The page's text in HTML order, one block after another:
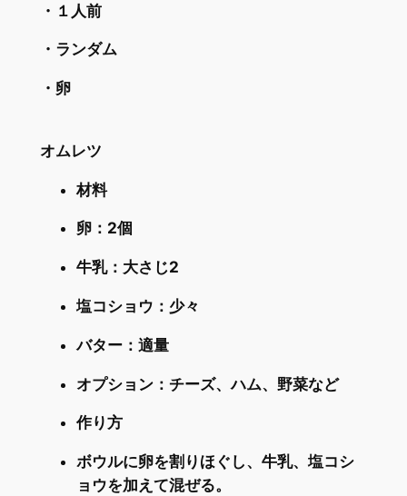
・１人前
・ランダム
・卵
オムレツ
材料
卵：2個
牛乳：大さじ2
塩コショウ：少々
バター：適量
オプション：チーズ、ハム、野菜など
作り方
ボウルに卵を割りほぐし、牛乳、塩コシ
ョウを加えて混ぜる。